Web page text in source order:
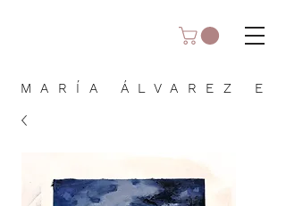
MARÍA ÁLVAREZ E